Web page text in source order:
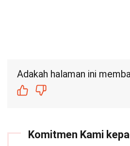
Adakah halaman ini
Komitmen Kami